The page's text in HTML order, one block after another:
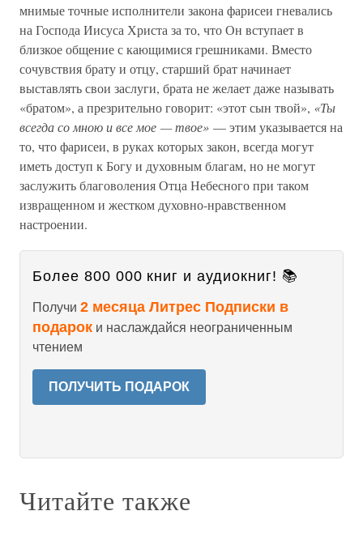
мнимые точные исполнители закона фарисеи гневались
на Господа Иисуса Христа за то, что Он вступает в
близкое общение с кающимися грешниками. Вместо
сочувствия брату и отцу, старший брат начинает
выставлять свои заслуги, брата не желает даже называть
«братом», а презрительно говорит: «этот сын твой», «Ты
всегда со мною и все мое — твое» — этим указывается на
то, что фарисеи, в руках которых закон, всегда могут
иметь доступ к Богу и духовным благам, но не могут
заслужить благоволения Отца Небесного при таком
извращенном и жестком духовно-нравственном
настроении.
Более 800 000 книг и аудиокниг! 📚
Получи 2 месяца Литрес Подписки в
подарок и наслаждайся неограниченным
чтением
ПОЛУЧИТЬ ПОДАРОК
Читайте также